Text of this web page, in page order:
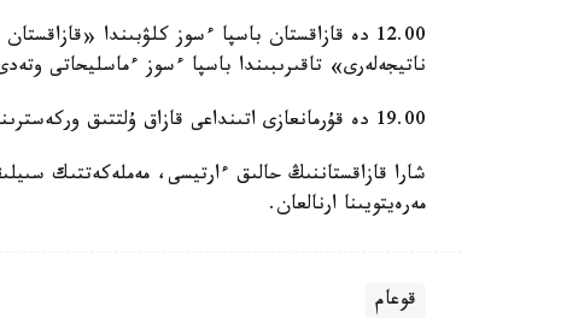
12.00 دە قازاقستان باسپا ءسوز كلۋبىندا
ناتيجەلەرى» تاقىرىبىندا باسپا ءسوز ءماسليحاتى
19.00 دە قۇرمانعازى اتىنداعى قازاق ۇلتتىق وركەسترىنىڭ «كۇي قارشىعا - كۇي عۇمىر» اتتى كونسەرتى وتەدى.
مەرەيتويىنا ارنالعان.
قوعام